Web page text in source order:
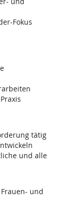
Fokus
tätig
und alle
und